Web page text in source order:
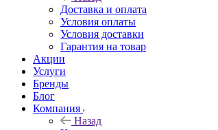
Доставка и оплата
Условия оплаты
Условия доставки
Гарантия на товар
Акции
Услуги
Бренды
Блог
Компания
Назад